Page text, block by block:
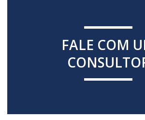
FALE COM